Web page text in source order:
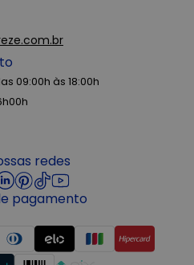
09:00h às 18:00h
redes
pagamento